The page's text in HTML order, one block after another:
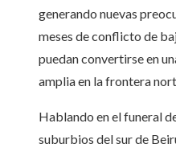
generando nuevas
meses de conflicto de
puedan convertirse en
amplia en la frontera
Hablando en el funeral
suburbios del sur de